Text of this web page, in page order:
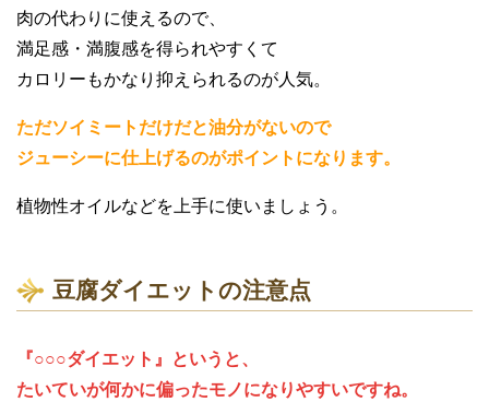
肉の代わりに使えるので、
満足感・満腹感を得られやすくて
カロリーもかなり抑えられるのが人気。
ただソイミートだけだと油分がないので
ジューシーに仕上げるのがポイントになります。
植物性オイルなどを上手に使いましょう。
豆腐ダイエットの注意点
『○○○ダイエット』というと、
たいていが何かに偏ったモノになりやすいですね。